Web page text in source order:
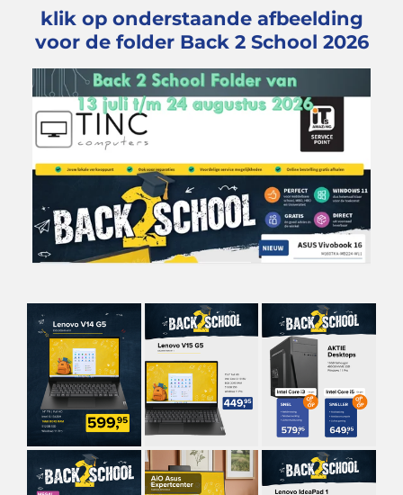
klik op onderstaande afbeelding
voor de folder Back 2 School 2026